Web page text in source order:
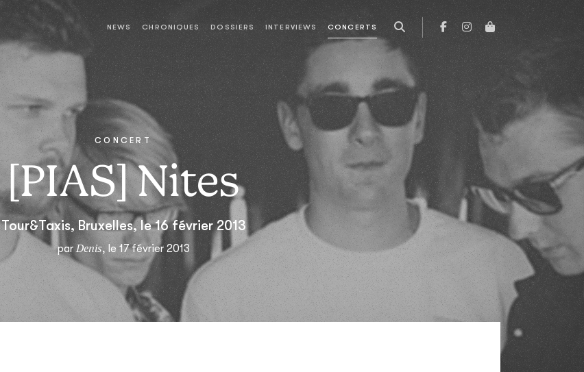
NEWS CHRONIQUES DOSSIERS INTERVIEWS CONCERTS
CONCERT
[PIAS] Nites
Tour&Taxis, Bruxelles, le 16 février 2013
parDenis, le 17 février 2013